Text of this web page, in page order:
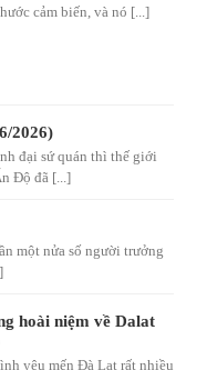
cảm biến, và nó [...]
2026)
đại sứ quán thì thế giới
Độ đã [...]
một nửa số người trưởng
hoài niệm về Dalat
yêu mến Đà Lạt rất nhiều